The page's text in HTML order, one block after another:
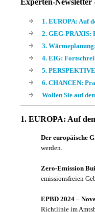
Experten-Newsletter
1. EUROPA: Auf
2. GEG-PRAXIS:
3.
4. EIG:
5.
6. CHANCEN:
Wollen Sie auf
1. EUROPA: Auf
Der europäische
werden.
Zero-Emission
emissionsfreien
EPBD 2024 –
Richtlinie im